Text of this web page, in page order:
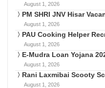
August 1, 2026
PM SHRI JNV Hisar
August 1, 2026
PAU Cooking Helper
August 1, 2026
E-Mudra Loan Yojana
August 1, 2026
Rani Laxmibai Scooty
August 1, 2026